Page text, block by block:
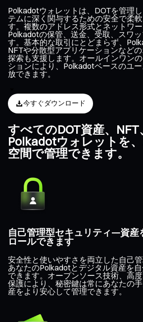
Polkadotウォレットは、DOTを管理
テムに深く関与するための安全で柔
す。複数のアドレス形式とネットワー
Polkadotの保管、送金、受取、スワ
す。基本的な取引にとどまらず、
NFTや分散型アプリケーションなど
探索も支援します。オールインワン
ションにより、Polkadotベースのユ
放できます。
今すぐダウンロード
すべてのDOT資産、NFT
Polkadotウォレットを
空間で管理できます。
自己管理型セキュリティ—資産
ロールできます
安全性と使いやすさを両立した自己管
あなたのPolkadotとデジタル資産を
できます。オープンソース技術、高
保護により、秘密鍵は常にあなたの
産をより安心して管理できます。